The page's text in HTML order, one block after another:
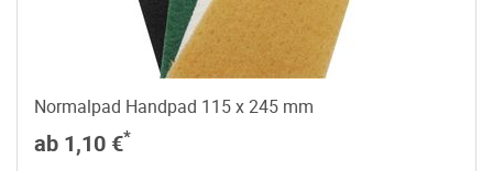
Normalpad Handpad 115 x 245 mm
ab 1,10 €*